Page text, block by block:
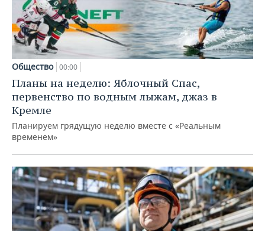
Общество 00:00
Планы на неделю: Яблочный Спас,
первенство по водным лыжам, джаз в
Кремле
Планируем грядущую неделю вместе с «Реальным
временем»